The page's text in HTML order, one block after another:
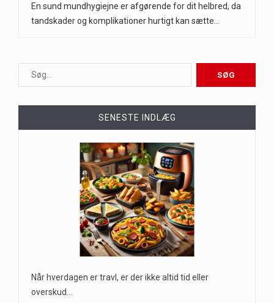
En sund mundhygiejne er afgørende for dit helbred, da
tandskader og komplikationer hurtigt kan sætte…
SENESTE INDLÆG
Når hverdagen er travl, er der ikke altid tid eller
overskud…